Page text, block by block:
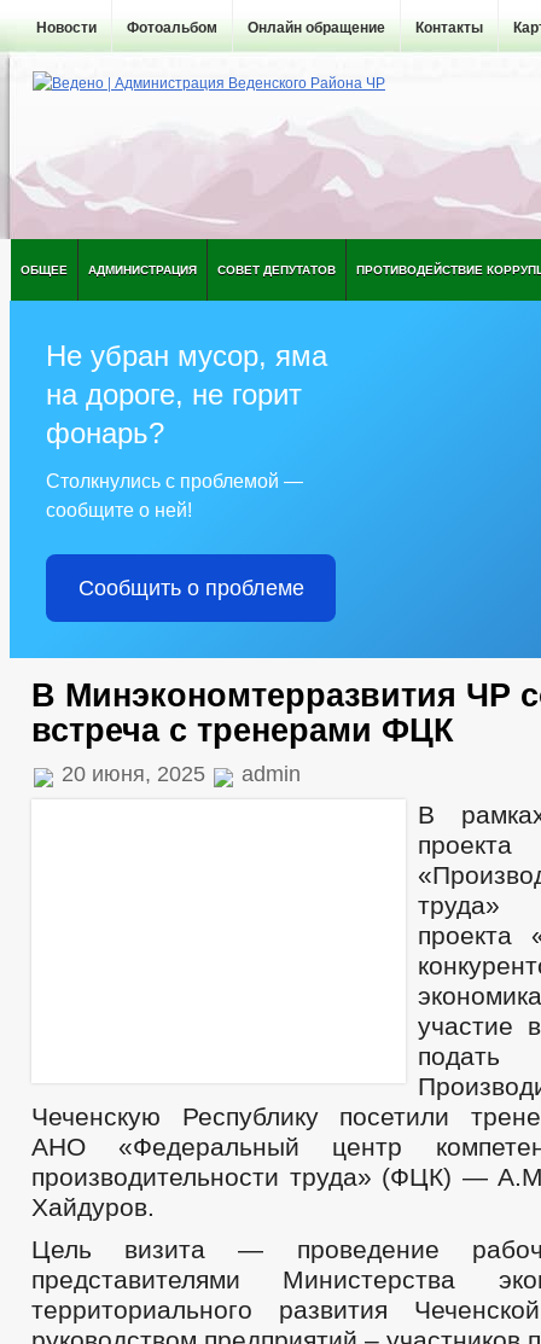
Новости Фотоальбом Онлайн обращение Контакты
ОБЩЕЕ АДМИНИСТРАЦИЯ СОВЕТ ДЕПУТАТОВ ПРОТИВОДЕЙСТВИЕ
Не убран мусор, яма
на дороге, не горит
фонарь?
Столкнулись с проблемой —
сообщите о ней!
Сообщить о проблеме
В Минэкономтерразвития ЧР
встреча с тренерами ФЦК
20 июня, 2025 admin
В
проекта
труда»
проекта
участие
подать
Чеченскую Республику посетили
АНО «Федеральный центр
производительности труда» (ФЦК) —
Хайдуров.
Цель визита — проведение
представителями Министерства
территориального развития